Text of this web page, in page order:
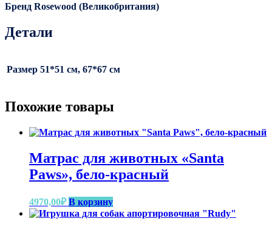
Бренд Rosewood (Великобритания)
Детали
Размер 51*51 см, 67*67 см
Похожие товары
Матрас для животных «Santa
Paws», бело-красный
4970,00₽ В корзину